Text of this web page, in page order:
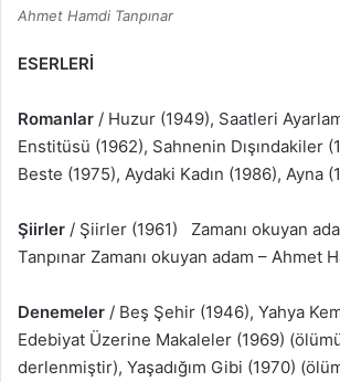
Ahmet Hamdi Tanpınar
ESERLERİ
Romanlar / Huzur (1949), Saatleri
Enstitüsü (1962), Sahnenin Dışındakiler
Beste (1975), Aydaki Kadın (1986), Ayna
Şiirler / Şiirler (1961) Zamanı okuyan
Tanpınar Zamanı okuyan adam – Ahmet
Denemeler / Beş Şehir (1946), Yahya
Edebiyat Üzerine Makaleler (1969)
derlenmiştir), Yaşadığım Gibi (1970)